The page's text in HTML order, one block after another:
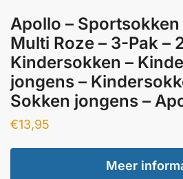
Apollo –
Multi Roze – 3-Pak –
Kindersokken –
jongens –
Sokken jongens –
€13,95
Meer